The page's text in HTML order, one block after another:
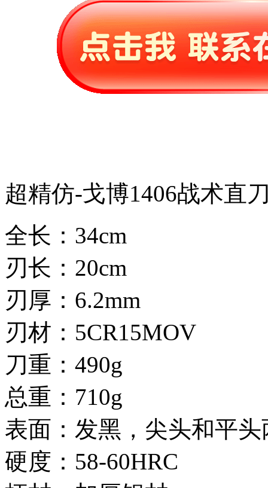
超精仿-戈博1406战术直
全长：34cm
刃长：20cm
刃厚：6.2mm
刃材：5CR15MOV
刀重：490g
总重：710g
表面：发黑，尖头和平
硬度：58-60HRC